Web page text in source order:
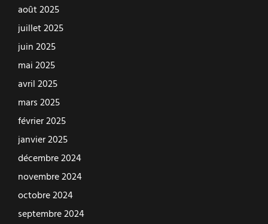
août 2025
juillet 2025
juin 2025
mai 2025
avril 2025
mars 2025
février 2025
janvier 2025
décembre 2024
novembre 2024
octobre 2024
septembre 2024